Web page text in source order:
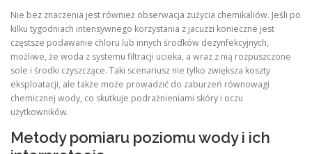
Nie bez znaczenia jest również obserwacja zużycia chemikaliów. Jeśli po
kilku tygodniach intensywnego korzystania z jacuzzi konieczne jest
częstsze podawanie chloru lub innych środków dezynfekcyjnych,
możliwe, że woda z systemu filtracji ucieka, a wraz z nią rozpuszczone
sole i środki czyszczące. Taki scenariusz nie tylko zwiększa koszty
eksploatacji, ale także może prowadzić do zaburzeń równowagi
chemicznej wody, co skutkuje podrażnieniami skóry i oczu
użytkowników.
Metody pomiaru poziomu wody i ich